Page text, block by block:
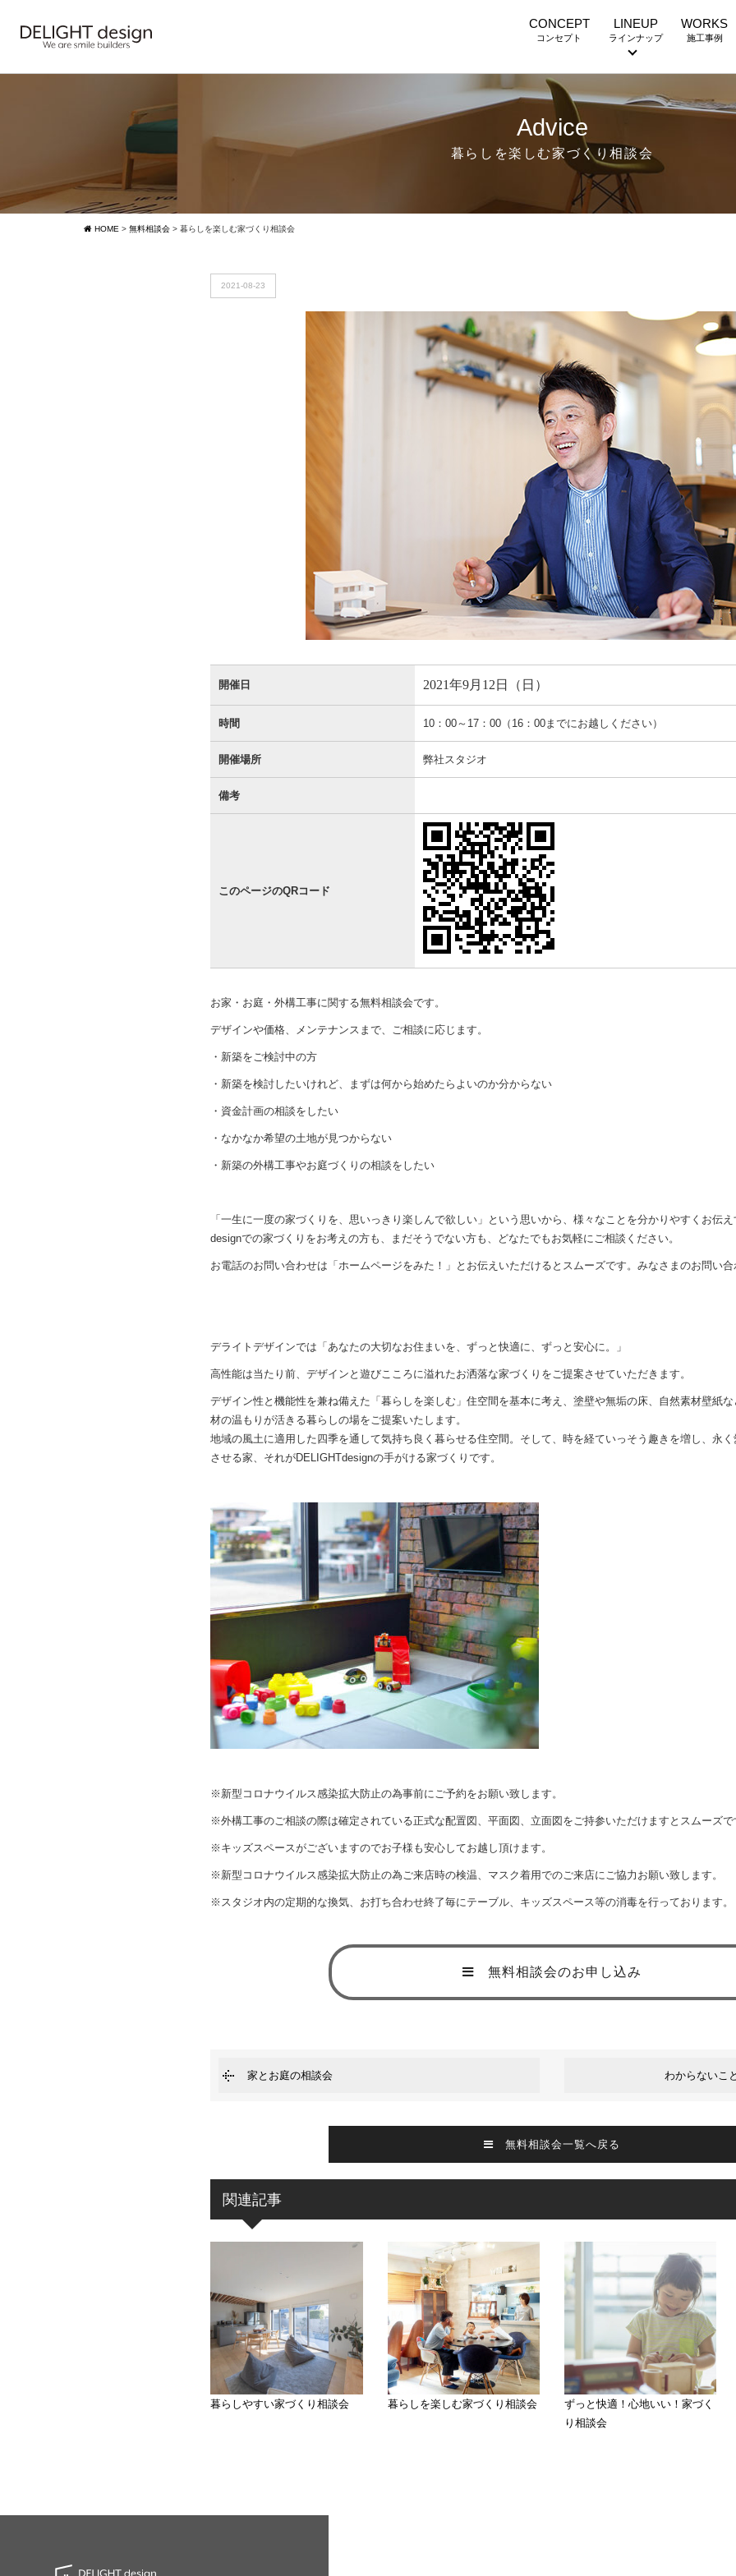
CONCEPT
コンセプト
LINEUP
ラインナップ
WORKS
施工事例
Advice
暮らしを楽しむ家づくり相談会
HOME > 無料相談会 > 暮らしを楽しむ家づくり相談会
2021-08-23
開催日 2021年9月12日（日）
時間 10：00～17：00（16：00までにお越しください）
開催場所 弊社スタジオ
備考
このページのQRコード
お家・お庭・外構工事に関する無料相談会です。
デザインや価格、メンテナンスまで、ご相談に応じます。
・新築をご検討中の方
・新築を検討したいけれど、まずは何から始めたらよいのか分からない
・資金計画の相談をしたい
・なかなか希望の土地が見つからない
・新築の外構工事やお庭づくりの相談をしたい
「一生に一度の家づくりを、思いっきり楽しんで欲しい」という思いから、様々なことを分かりやすくお伝
designでの家づくりをお考えの方も、まだそうでない方も、どなたでもお気軽にご相談ください。
お電話のお問い合わせは「ホームページをみた！」とお伝えいただけるとスムーズです。みなさまのお問い
デライトデザインでは「あなたの大切なお住まいを、ずっと快適に、ずっと安心に。」
高性能は当たり前、デザインと遊びこころに溢れたお洒落な家づくりをご提案させていただきます。
デザイン性と機能性を兼ね備えた「暮らしを楽しむ」住空間を基本に考え、塗壁や無垢の床、自然素材壁紙
材の温もりが活きる暮らしの場をご提案いたします。
地域の風土に適用した四季を通して気持ち良く暮らせる住空間。そして、時を経ていっそう趣きを増し、永
させる家、それがDELIGHTdesignの手がける家づくりです。
※新型コロナウイルス感染拡大防止の為事前にご予約をお願い致します。
※外構工事のご相談の際は確定されている正式な配置図、平面図、立面図をご持参いただけますとスムーズで
※キッズスペースがございますのでお子様も安心してお越し頂けます。
※新型コロナウイルス感染拡大防止の為ご来店時の検温、マスク着用でのご来店にご協力お願い致します。
※スタジオ内の定期的な換気、お打ち合わせ終了毎にテーブル、キッズスペース等の消毒を行っております。
無料相談会のお申し込み
家とお庭の相談会 わからないこ
無料相談会一覧へ戻る
関連記事
暮らしやすい家づくり相談会 暮らしを楽しむ家づくり相談会
ずっと快適！心地いい！家づく
り相談会